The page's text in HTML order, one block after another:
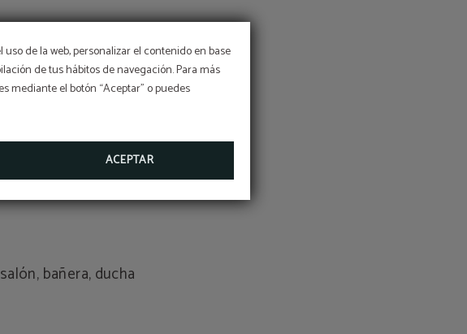
de la web, personalizar el contenido en base
de tus hábitos de navegación. Para más
mediante el botón “Aceptar” o puedes
ACEPTAR
servicios para
bañera, ducha